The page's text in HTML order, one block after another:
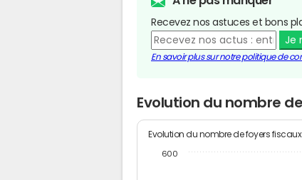
Recevez nos astuces et bons
Je
En savoir plus sur notre politique de
Evolution du nombre
Evolution du nombre de foyers
600